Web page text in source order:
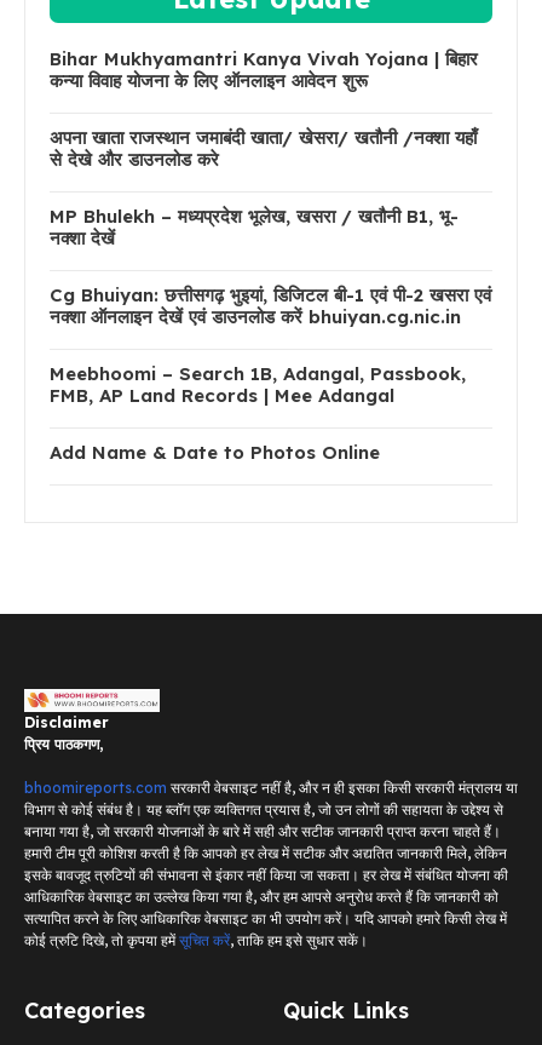
Bihar Mukhyamantri Kanya Vivah Yojana | बिहार
कन्या विवाह योजना के लिए ऑनलाइन आवेदन शुरू
अपना खाता राजस्थान जमाबंदी खाता/ खेसरा/ खतौनी /नक्शा यहाँ
से देखे और डाउनलोड करे
MP Bhulekh – मध्यप्रदेश भूलेख, खसरा / खतौनी B1, भू-
नक्शा देखें
Cg Bhuiyan: छत्तीसगढ़ भुइयां, डिजिटल बी-1 एवं पी-2 खसरा एवं
नक्शा ऑनलाइन देखें एवं डाउनलोड करें bhuiyan.cg.nic.in
Meebhoomi – Search 1B, Adangal, Passbook,
FMB, AP Land Records | Mee Adangal
Add Name & Date to Photos Online
Disclaimer
प्रिय पाठकगण,
bhoomireports.com सरकारी वेबसाइट नहीं है, और न ही इसका किसी सरकारी मंत्रालय या
विभाग से कोई संबंध है। यह ब्लॉग एक व्यक्तिगत प्रयास है, जो उन लोगों की सहायता के उद्देश्य से
बनाया गया है, जो सरकारी योजनाओं के बारे में सही और सटीक जानकारी प्राप्त करना चाहते हैं।
हमारी टीम पूरी कोशिश करती है कि आपको हर लेख में सटीक और अद्यतित जानकारी मिले, लेकिन
इसके बावजूद त्रुटियों की संभावना से इंकार नहीं किया जा सकता। हर लेख में संबंधित योजना की
आधिकारिक वेबसाइट का उल्लेख किया गया है, और हम आपसे अनुरोध करते हैं कि जानकारी को
सत्यापित करने के लिए आधिकारिक वेबसाइट का भी उपयोग करें। यदि आपको हमारे किसी लेख में
कोई त्रुटि दिखे, तो कृपया हमेंसूचित करें, ताकि हम इसे सुधार सकें।
Categories Quick Links